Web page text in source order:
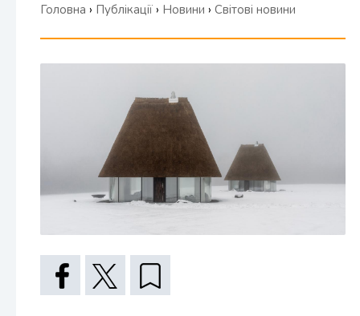
Головна › Публікації › Новини › Світові новини